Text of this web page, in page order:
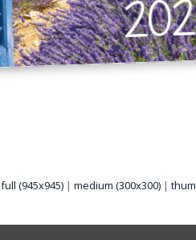
full (945x945) | medium (300x300) |